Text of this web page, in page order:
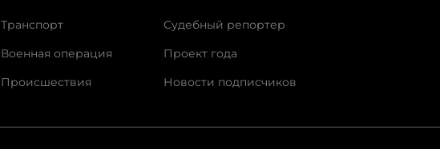
Транспорт
Военная операция
Происшествия
Судебный репортер
Проект года
Новости подписчиков